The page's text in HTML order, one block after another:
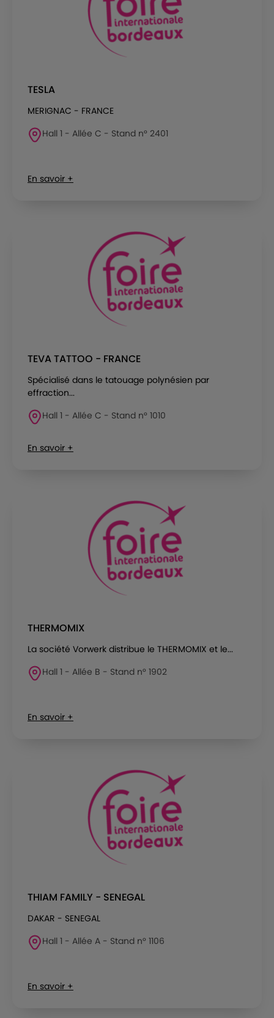
TESLA
MERIGNAC - FRANCE
Hall 1 - Allée C - Stand n° 2401
En savoir +
TEVA TATTOO - FRANCE
Spécialisé dans le tatouage polynésien par
effraction...
Hall 1 - Allée C - Stand n° 1010
En savoir +
THERMOMIX
La société Vorwerk distribue le THERMOMIX et le...
Hall 1 - Allée B - Stand n° 1902
En savoir +
THIAM FAMILY - SENEGAL
DAKAR - SENEGAL
Hall 1 - Allée A - Stand n° 1106
En savoir +